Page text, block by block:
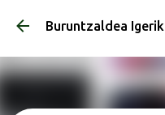
Saltatu eta
Buruntzaldea